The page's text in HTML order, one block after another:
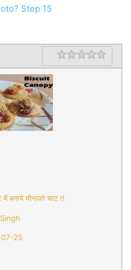
Rating
में बनाये मोनाको चाट !!
25